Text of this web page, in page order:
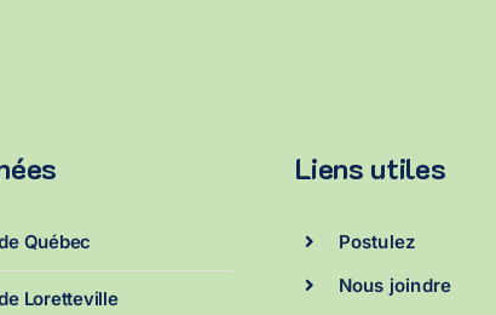
Québec
Loretteville
Liens utiles
Postulez
Nous joindre